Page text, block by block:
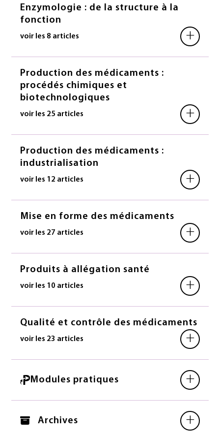
Enzymologie : de la structure à la
fonction
voir les 8 articles +
Production des médicaments :
procédés chimiques et
biotechnologiques
voir les 25 articles +
Production des médicaments :
industrialisation
voir les 12 articles +
Mise en forme des médicaments
voir les 27 articles +
Produits à allégation santé
voir les 10 articles +
Qualité et contrôle des médicaments
voir les 23 articles +
Modules pratiques +
Archives +